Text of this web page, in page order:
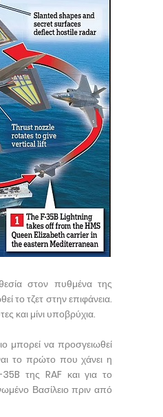
στον πυθμένα της
το τζετ στην επιφάνεια.
και μίνι υποβρύχια.
μπορεί να προσγειωθεί
το πρώτο που χάνει η
της RAF και για το
Βασίλειο πριν από